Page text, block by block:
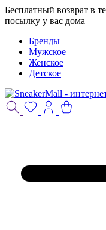
Бесплатный возврат в
посылку у вас дома
Бренды
Мужское
Женское
Детское